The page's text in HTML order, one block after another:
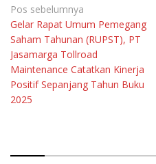
Navigasi
pos
Pos sebelumnya
Gelar Rapat Umum Pemegang
Saham Tahunan (RUPST), PT
Jasamarga Tollroad
Maintenance Catatkan Kinerja
Positif Sepanjang Tahun Buku
2025